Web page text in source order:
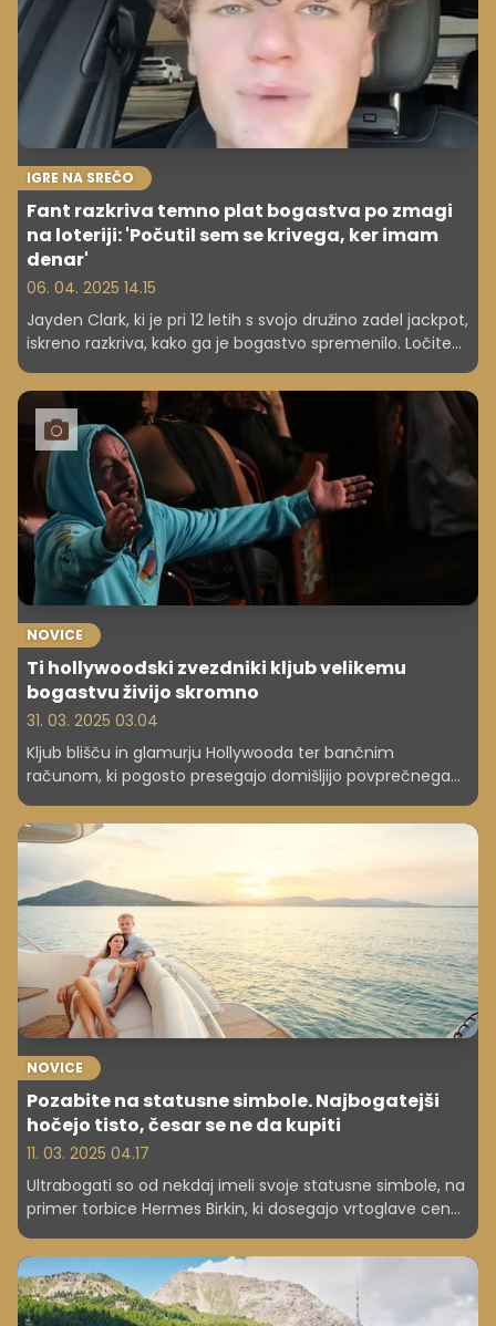
IGRE NA SREČO
Fant razkriva temno plat bogastva po zmagi
na loteriji: 'Počutil sem se krivega, ker imam
denar'
06. 04. 2025 14.15
Jayden Clark, ki je pri 12 letih s svojo družino zadel jackpot,
iskreno razkriva, kako ga je bogastvo spremenilo. Ločitev
staršev, izolacija in občutek krivde so le del zgodbe.
NOVICE
Ti hollywoodski zvezdniki kljub velikemu
bogastvu živijo skromno
31. 03. 2025 03.04
Kljub blišču in glamurju Hollywooda ter bančnim
računom, ki pogosto presegajo domišljijo povprečnega
človeka, nekateri zvezdniki stojijo z obema nogama trdno
na tleh. Daleč od zasebnih letal in dizajnerskih oblek si ti
igralci in igralke izberejo bolj skromno življenje, vozijo
običajne avtomobile, nakupujejo v supermarketih in svoj
denar raje usmerjajo v humanitarne namene. Kdo so in
kako je videti njihov vsakdan?
NOVICE
Pozabite na statusne simbole. Najbogatejši
hočejo tisto, česar se ne da kupiti
11. 03. 2025 04.17
Ultrabogati so od nekdaj imeli svoje statusne simbole, na
primer torbice Hermes Birkin, ki dosegajo vrtoglave cene,
obstajajo pa tudi čakalne liste. A do nekaterih teh
simbolov so se prebili tudi povprečno bogati, kar gre
ultrabogatim v nos. Želijo namreč biti posebni.